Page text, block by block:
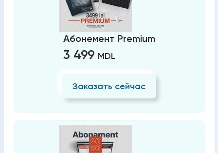
Абонемент Premium
3 499 MDL
Заказать сейчас